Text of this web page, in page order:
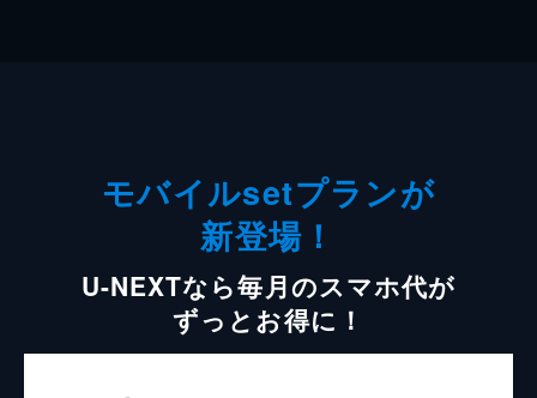
モバイルsetプランが
新登場！
U-NEXTなら毎月のスマホ代が
ずっとお得に！